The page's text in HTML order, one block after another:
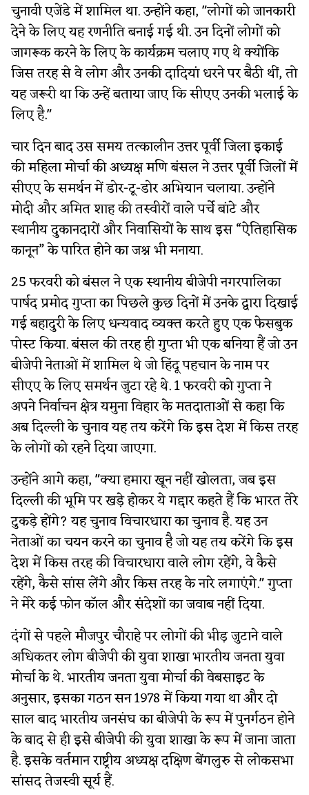
चुनावी एजेंडे में शामिल था. उन्होंने कहा, "लोगों को जानकारी
देने के लिए यह रणनीति बनाई गई थी. उन दिनों लोगों को
जागरूक करने के लिए के कार्यक्रम चलाए गए थे क्योंकि
जिस तरह से वे लोग और उनकी दादियां धरने पर बैठी थीं, तो
यह जरूरी था कि उन्हें बताया जाए कि सीएए उनकी भलाई के
लिए है."
चार दिन बाद उस समय तत्कालीन उत्तर पूर्वी जिला इकाई
की महिला मोर्चा की अध्यक्ष मणि बंसल ने उत्तर पूर्वी जिलों में
सीएए के समर्थन में डोर-टू-डोर अभियान चलाया. उन्होंने
मोदी और अमित शाह की तस्वीरों वाले पर्चे बांटे और
स्थानीय दुकानदारों और निवासियों के साथ इस “ऐतिहासिक
कानून” के पारित होने का जश्न भी मनाया.
25 फरवरी को बंसल ने एक स्थानीय बीजेपी नगरपालिका
पार्षद प्रमोद गुप्ता का पिछले कुछ दिनों में उनके द्वारा दिखाई
गई बहादुरी के लिए धन्यवाद व्यक्त करते हुए एक फेसबुक
पोस्ट किया. बंसल की तरह ही गुप्ता भी एक बनिया हैं जो उन
बीजेपी नेताओं में शामिल थे जो हिंदू पहचान के नाम पर
सीएए के लिए समर्थन जुटा रहे थे. 1 फरवरी को गुप्ता ने
अपने निर्वाचन क्षेत्र यमुना विहार के मतदाताओं से कहा कि
अब दिल्ली के चुनाव यह तय करेंगे कि इस देश में किस तरह
के लोगों को रहने दिया जाएगा.
उन्होंने आगे कहा, "क्या हमारा खून नहीं खोलता, जब इस
दिल्ली की भूमि पर खड़े होकर ये गद्दार कहते हैं कि भारत तेरे
टुकड़े होंगे? यह चुनाव विचारधारा का चुनाव है. यह उन
नेताओं का चयन करने का चुनाव है जो यह तय करेंगे कि इस
देश में किस तरह की विचारधारा वाले लोग रहेंगे, वे कैसे
रहेंगे, कैसे सांस लेंगे और किस तरह के नारे लगाएंगे." गुप्ता
ने मेरे कई फोन कॉल और संदेशों का जवाब नहीं दिया.
दंगों से पहले मौजपुर चौराहे पर लोगों की भीड़ जुटाने वाले
अधिकतर लोग बीजेपी की युवा शाखा भारतीय जनता युवा
मोर्चा के थे. भारतीय जनता युवा मोर्चा की वेबसाइट के
अनुसार, इसका गठन सन 1978 में किया गया था और दो
साल बाद भारतीय जनसंघ का बीजेपी के रूप में पुनर्गठन होने
के बाद से ही इसे बीजेपी की युवा शाखा के रूप में जाना जाता
है. इसके वर्तमान राष्ट्रीय अध्यक्ष दक्षिण बेंगलुरु से लोकसभा
सांसद तेजस्वी सूर्य हैं.